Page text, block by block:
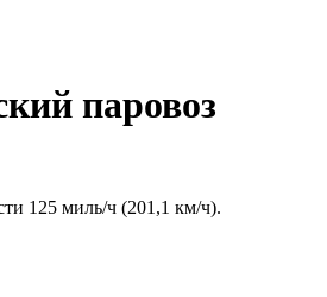
паровоз
125 миль/ч (201,1 км/ч).